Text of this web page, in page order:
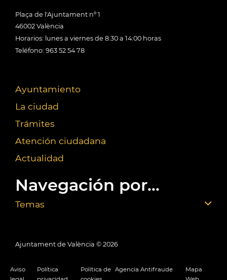
Plaça de l'Ajuntament nº 1
46002 València
Horarios: lunes a viernes de 8:30 a 14:00 horas
Teléfono: 963 52 54 78
Ayuntamiento
La ciudad
Trámites
Atención ciudadana
Actualidad
Navegación por...
Temas
Ajuntament de València © 2026
Aviso
Política
Política de Agencia Antifraude
Mapa